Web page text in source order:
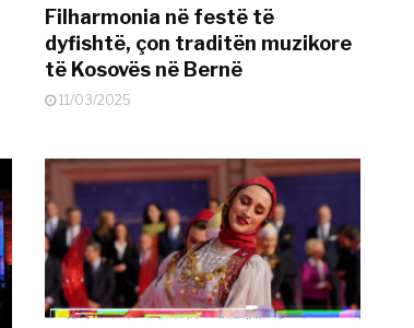
Filharmonia në festë të
dyfishtë, çon traditën muzikore
të Kosovës në Bernë
11/03/2025